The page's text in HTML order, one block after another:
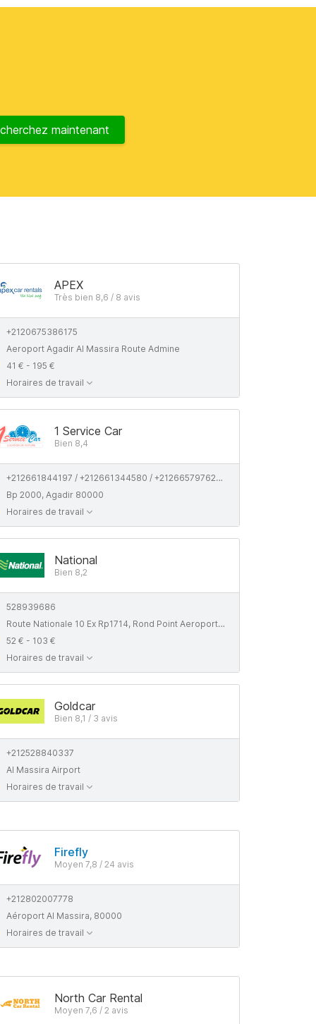
maintenant
APEX
Très bien 8,6 / 8 avis
+2120675386175
Aeroport Agadir Al Massira Route Admine
41 € - 195 €
Horaires de travail
1 Service Car
Bien 8,4
+212661844197 / +212661344580 / +212665797629 / +212675716369
Bp 2000, Agadir 80000
Horaires de travail
National
Bien 8,2
528939686
Route Nationale 10 Ex Rp1714, Rond Point Aeroport El Massira
52 € - 103 €
Horaires de travail
Goldcar
Bien 8,1 / 3 avis
+212528840337
Al Massira Airport
Horaires de travail
Firefly
Moyen 7,8 / 24 avis
+212802007778
Aéroport Al Massira, 80000
Horaires de travail
North Car Rental
Moyen 7,6 / 2 avis